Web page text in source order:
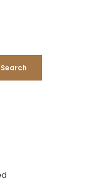
Search